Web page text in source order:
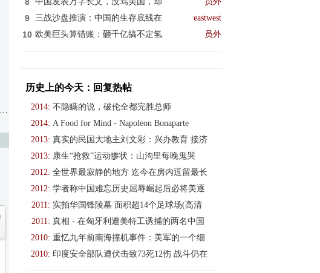
9 三战沙盘推演：中国的生存底线在 eastwest
10 欧美巨头算错账：砸千亿搞不定氢 员外
历史上的今天：回复热帖
2014: 不隐瞒的说，破伦全都完胜总师
2014: A Food for Mind - Napoleon Bonaparte
2013: 真实的民国大地主刘文彩：兴办教育 接济
2013: 康生“抢救”运动惨状：山沟里每晚鬼哭
2012: 全世界最寂静的地方 迄今在房内逗留最长
2012: 学者称中国难忘历史屈辱崛起后必将美逐
2011: 实拍华国锋陵墓 面积超14个足球场(高清
2011: 真相 - 在匈牙利遭美特工诱捕的两名中国
2010: 重忆九年前南海撞机事件：美军的一个细
2010: 印度安全部队遭伏击致73死12伤 战斗仍在